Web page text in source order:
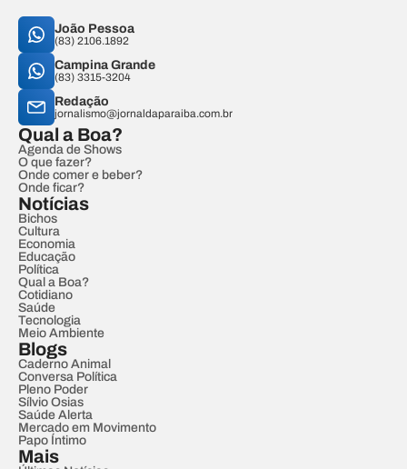
João Pessoa
(83) 2106.1892
Campina Grande
(83) 3315-3204
Redação
jornalismo@jornaldaparaiba.com.br
Qual a Boa?
Agenda de Shows
O que fazer?
Onde comer e beber?
Onde ficar?
Notícias
Bichos
Cultura
Economia
Educação
Política
Qual a Boa?
Cotidiano
Saúde
Tecnologia
Meio Ambiente
Blogs
Caderno Animal
Conversa Política
Pleno Poder
Sílvio Osias
Saúde Alerta
Mercado em Movimento
Papo Íntimo
Mais